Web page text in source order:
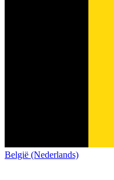
België (Nederlands)